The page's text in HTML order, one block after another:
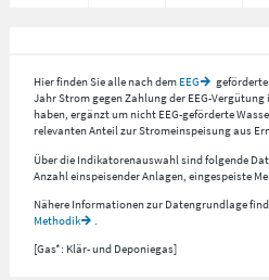
Hier finden Sie alle nach dem EEG
Jahr Strom gegen Zahlung der EEG-
haben, ergänzt um nicht EEG-geförderte
relevanten Anteil zur Stromeinspeisung aus
Über die Indikatorenauswahl sind folgende
Anzahl einspeisender Anlagen, eingespeiste
Nähere Informationen zur Datengrundlage
Methodik
.
[Gas*: Klär- und Deponiegas]